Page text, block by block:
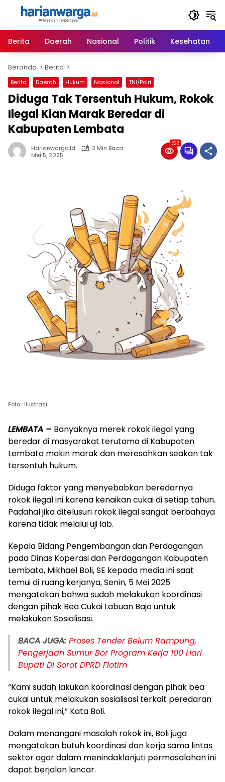
Langsung
Berita
Daerah Nasional Politik Kesehatan
Beranda Berita
Berita Daerah Hukum Nasional TNI/Polri
Diduga Tak Tersentuh Hukum, Rokok
Ilegal Kian Marak Beredar di
Kabupaten Lembata
Harianwarga.id
2 Min Baca
Mei 5, 2025
522
Foto : Ilustrasi
LEMBATA – Banyaknya merek rokok ilegal yang
beredar di masyarakat terutama di Kabupaten
Lembata makin marak dan meresahkan seakan tak
tersentuh hukum.
Diduga faktor yang menyebabkan beredarnya
rokok ilegal ini karena kenaikan cukai di setiap tahun.
Padahal jika ditelusuri rokok ilegal sangat berbahaya
karena tidak melalui uji lab.
Kepala Bidang Pengembangan dan Perdagangan
pada Dinas Koperasi dan Perdagangan Kabupaten
Lembata, Mikhael Boli, SE kepada media ini saat
temui di ruang kerjanya, Senin, 5 Mei 2025
mengatakan bahwa sudah melakukan koordinasi
dengan pihak Bea Cukai Labuan Bajo untuk
melakukan Sosialisasi.
BACA JUGA: Proses Tender Belum Rampung,
Pengerjaan Sumur Bor Program Kerja 100 Hari
Bupati Di Sorot DPRD Flotim
“Kami sudah lakukan koordinasi dengan pihak bea
cukai untuk melakukan sosialisasi terkait peredaran
rokok ilegal ini,” Kata Boli.
Dalam menangani masalah rokok ini, Boli juga
mengatakan butuh koordinasi dan kerja sama lintas
sektor agar dalam menindaklanjuti permasalahan ini
dapat berjalan lancar.